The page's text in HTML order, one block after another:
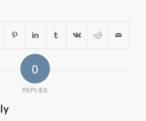
0
REPLIES